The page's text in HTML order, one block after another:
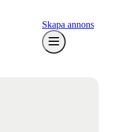
Skapa annons